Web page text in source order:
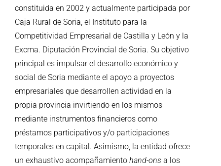
constituida en 2002 y actualmente participada por
Caja Rural de Soria, el Instituto para la
Competitividad Empresarial de Castilla y León y la
Excma. Diputación Provincial de Soria. Su objetivo
principal es impulsar el desarrollo económico y
social de Soria mediante el apoyo a proyectos
empresariales que desarrollen actividad en la
propia provincia invirtiendo en los mismos
mediante instrumentos financieros como
préstamos participativos y/o participaciones
temporales en capital. Asimismo, la entidad ofrece
un exhaustivo acompañamiento hand-ons a los